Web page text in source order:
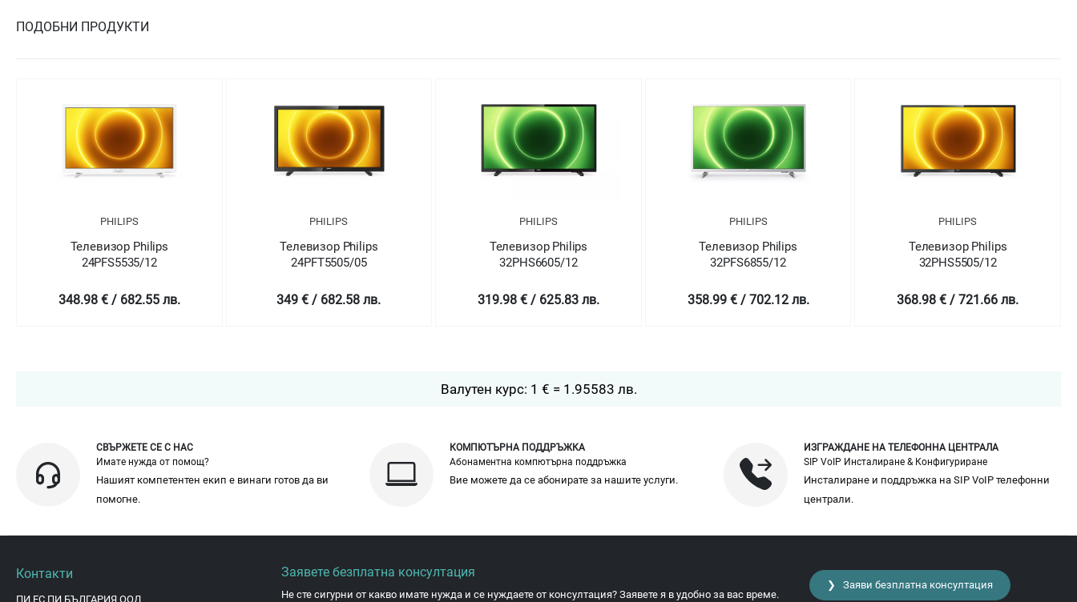
ПОДОБНИ ПРОДУКТИ
PHILIPS
Телевизор Philips
24PFS5535/12
348.98 € / 682.55 лв.
PHILIPS
Телевизор Philips
24PFT5505/05
349 € / 682.58 лв.
PHILIPS
Телевизор Philips
32PHS6605/12
319.98 € / 625.83 лв.
PHILIPS
Телевизор Philips
32PFS6855/12
358.99 € / 702.12 лв.
PHILIPS
Телевизор Philips
32PHS5505/12
368.98 € / 721.66 лв.
Валутен курс: 1 € = 1.95583 лв.
СВЪРЖЕТЕ СЕ С НАС
Имате нужда от помощ?
Нашият компетентен екип е винаги готов да ви
помогне.
КОМПЮТЪРНА ПОДДРЪЖКА
Абонаментна компютърна поддръжка
Вие можете да се абонирате за нашите услуги.
ИЗГРАЖДАНЕ НА ТЕЛЕФОННА ЦЕНТРАЛА
SIP VoIP Инсталиране & Конфигуриране
Инсталиране и поддръжка на SIP VoIP телефонни
централи.
Контакти
ПИ ЕС ПИ БЪЛГАРИЯ ООД
Заявете безплатна консултация
Не сте сигурни от какво имате нужда и се нуждаете от консултация? Заявете я в удобно за вас време.
❯ Заяви безплатна консултация